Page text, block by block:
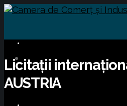
Licitații
AUSTRIA